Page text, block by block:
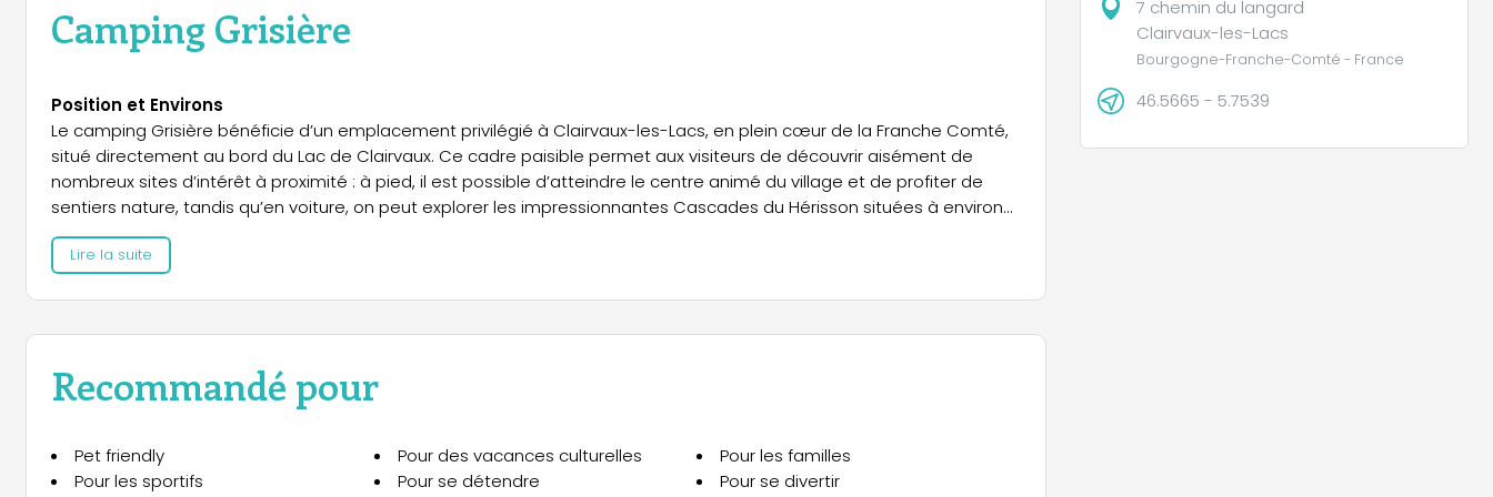
Camping Grisière
Position et Environs
Le camping Grisière bénéficie d’un emplacement privilégié à Clairvaux-les-Lacs, en plein cœur de la Franche Comté,
situé directement au bord du Lac de Clairvaux. Ce cadre paisible permet aux visiteurs de découvrir aisément de
nombreux sites d’intérêt à proximité : à pied, il est possible d’atteindre le centre animé du village et de profiter de
sentiers nature, tandis qu’en voiture, on peut explorer les impressionnantes Cascades du Hérisson situées à environ
13 km, ainsi que le Château Chalon et les fascinantes Cascades de Baume les Messieurs, localisées respectivement
à environ 37 km et 28 km. La région propose un réseau de chemins et de randonnées menant à des musées, des
La structure offre une large gamme de solutions d’hébergement conçues pour répondre à toutes les attentes. Parmi
celles-ci, le Super Family Top TV se distingue, spécialement pensé pour les familles nombreuses : il comprend 4
Une autre option prestigieuse est le Caribou Top TV 4 pers Vue Lac, un mobil-home doté d’intérieurs en bois, d’une
télévision à écran plat moderne, d’un lave-vaisselle et d’une vue incomparable sur le lac. Pour ceux en quête d’un
Lire la suite
Recommandé pour
Pet friendly Pour des vacances culturelles
Pour les familles
Pour les sportifs
Pour se détendre
Pour se divertir
7 chemin du langard
Clairvaux-les-Lacs
Bourgogne-Franche-Comté - France
46.5665 - 5.7539